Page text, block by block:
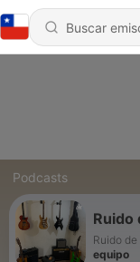
Podcasts
Ruido
Ruido
equipo